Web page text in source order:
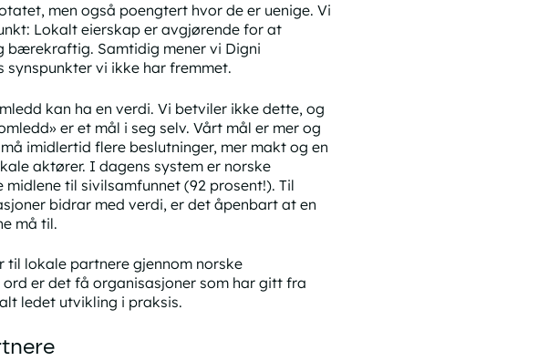
men også poengtert hvor de er uenige. Vi
Lokalt eierskap er avgjørende for at
Samtidig mener vi Digni
vi ikke har fremmet.
kan ha en verdi. Vi betviler ikke dette, og
er et mål i seg selv. Vårt mål er mer og
imidlertid flere beslutninger, mer makt og en
aktører. I dagens system er norske
til sivilsamfunnet (92 prosent!). Til
bidrar med verdi, er det åpenbart at en
må til.
lokale partnere gjennom norske
er det få organisasjoner som har gitt fra
ledet utvikling i praksis.